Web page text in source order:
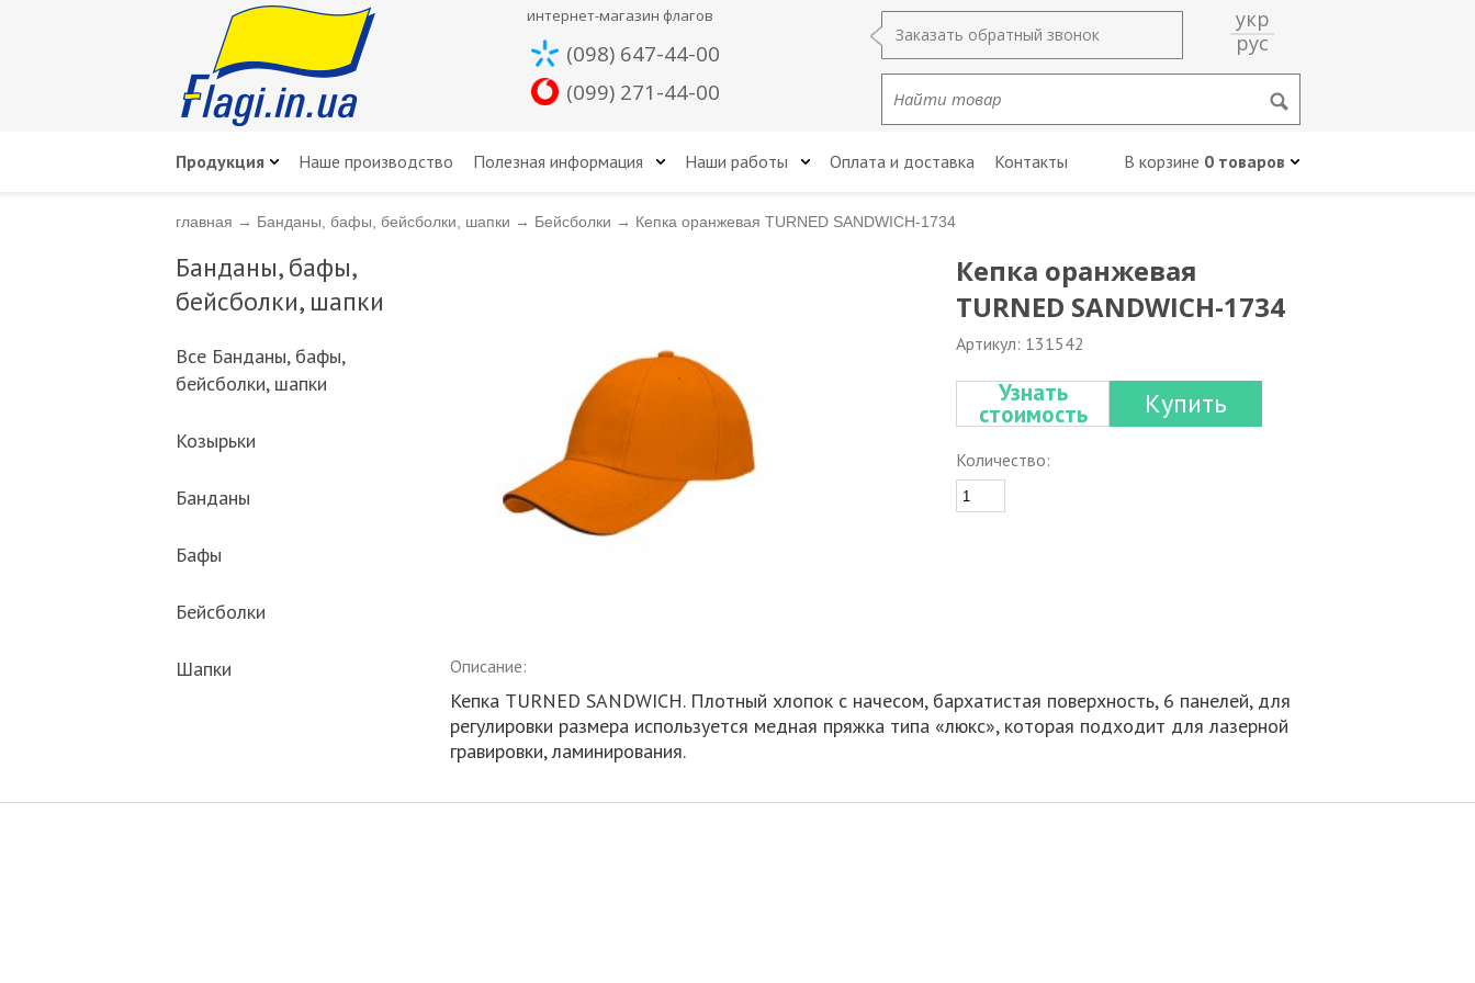
интернет-магазин флагов
(098) 647-44-00
(099) 271-44-00
Заказать обратный звонок
укр
рус
Продукция Наше производство Полезная информация Наши работы Оплата и доставка Контакты В корзине 0 товаров
главная → Банданы, бафы, бейсболки, шапки → Бейсболки → Кепка оранжевая TURNED SANDWICH-1734
Банданы, бафы,
бейсболки, шапки
Всe Банданы, бафы,
бейсболки, шапки
Козырьки
Банданы
Бафы
Бейсболки
Шапки
Кепка оранжевая
TURNED SANDWICH-1734
Артикул: 131542
Узнать
стоимость Купить
Количество:
Описание:
Кепка TURNED SANDWICH. Плотный хлопок с начесом, бархатистая поверхность, 6 панелей, для
регулировки размера используется медная пряжка типа «люкс», которая подходит для лазерной
гравировки, ламинирования.